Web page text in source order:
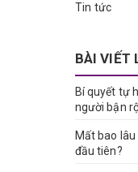
Tin tức
BÀI VIẾT
Bí quyết tự
người bận
Mất bao
đầu tiên?